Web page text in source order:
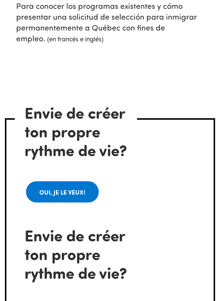
Para conocer los programas existentes y cómo
presentar una solicitud de selección para inmigrar
permanentemente a Québec con fines de
empleo. (en francés e inglés)
Envie de créer
ton propre
rythme de vie?
OUI, JE LE VEUX!
Envie de créer
ton propre
rythme de vie?